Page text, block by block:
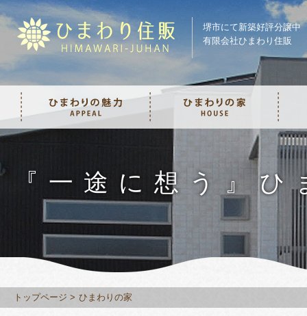
堺市にて新築好評分譲中
有限会社ひまわり住販
『一途に想う』
トップページ ひまわりの家